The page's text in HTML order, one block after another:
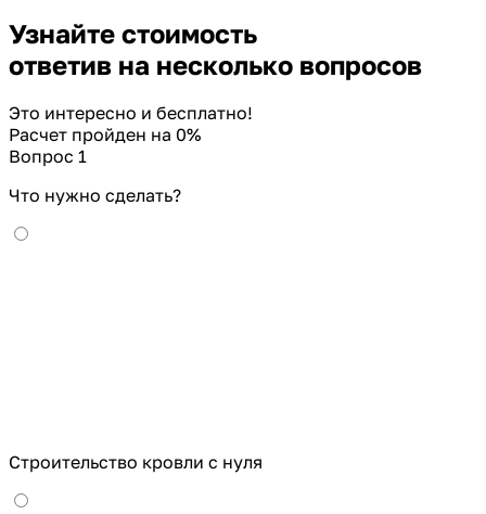
Узнайте стоимость
ответив на несколько вопросов
Это интересно и бесплатно!
Расчет пройден на 0%
Вопрос 1
Что нужно сделать?
Строительство кровли с нуля